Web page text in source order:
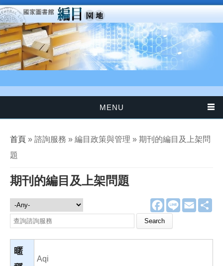
移至主內容
MENU
您在這裡
首頁 » 諮詢服務 » 編目政策與管理 » 期刊的編目及上架問
題
期刊的編目及上架問題
F
a
e
o
L
E
m
諮詢服務
Search this site
暱
Aqi